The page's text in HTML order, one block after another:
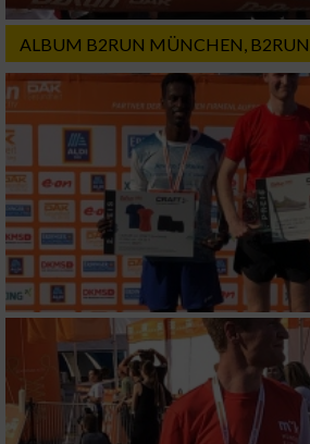
ALBUM B2RUN MÜNCHEN,